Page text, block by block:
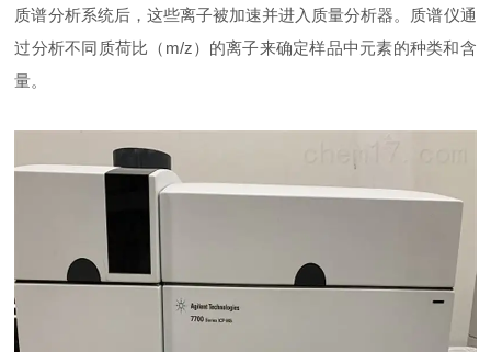
质谱分析系统后，这些离子被加速并进入质量分析器。质谱仪通
过分析不同质荷比（m/z）的离子来确定样品中元素的种类和含
量。